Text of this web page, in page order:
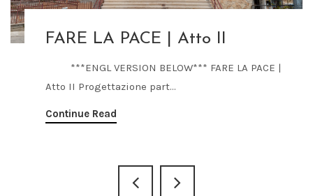
FARE LA PACE | Atto II
***ENGL VERSION BELOW*** FARE LA PACE |
Atto II Progettazione part...
Continue Read